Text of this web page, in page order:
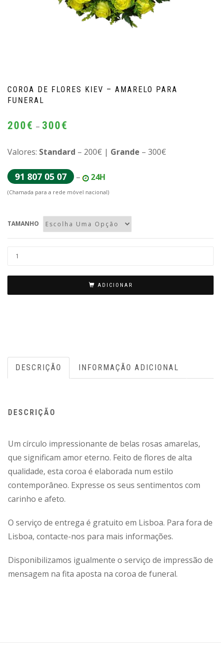
COROA DE FLORES KIEV – AMARELO PARA
FUNERAL
200€ – 300€
200€
300€
Valores: Standard – 200€ | Grande – 300€
91 807 05 07 – 24H
(Chamada para a rede móvel nacional)
TAMANHO
Quantidade
de
para
funeral
ADICIONAR
DESCRIÇÃO INFORMAÇÃO ADICIONAL
DESCRIÇÃO
Um círculo impressionante de belas rosas amarelas,
que significam amor eterno. Feito de flores de alta
qualidade, esta coroa é elaborada num estilo
contemporâneo. Expresse os seus sentimentos com
carinho e afeto.
O serviço de entrega é gratuito em Lisboa. Para fora de
Lisboa, contacte-nos para mais informações.
Disponibilizamos igualmente o serviço de impressão de
mensagem na fita aposta na coroa de funeral.